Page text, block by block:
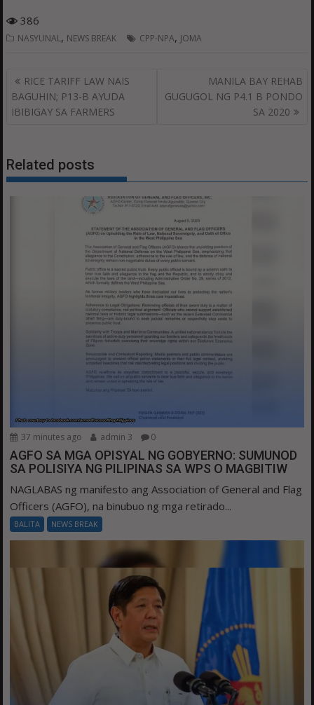
386
NASYUNAL, NEWS BREAK CPP-NPA, JOMA
Post
navigation
RICE TARIFF LAW NAIS
BAGUHIN; P13-B AYUDA
IBIBIGAY SA FARMERS
MANILA BAY REHAB
GUGUGOL NG P4.1 B PONDO
SA 2020
Related posts
37 minutes ago admin 3 0
AGFO SA MGA OPISYAL NG GOBYERNO: SUMUNOD
SA POLISIYA NG PILIPINAS SA WPS O MAGBITIW
NAGLABAS ng manifesto ang Association of General and Flag
Officers (AGFO), na binubuo ng mga retirado...
BALITA NEWS BREAK